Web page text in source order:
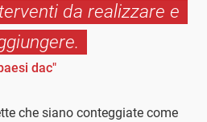
da realizzare e
dac"
che siano conteggiate come